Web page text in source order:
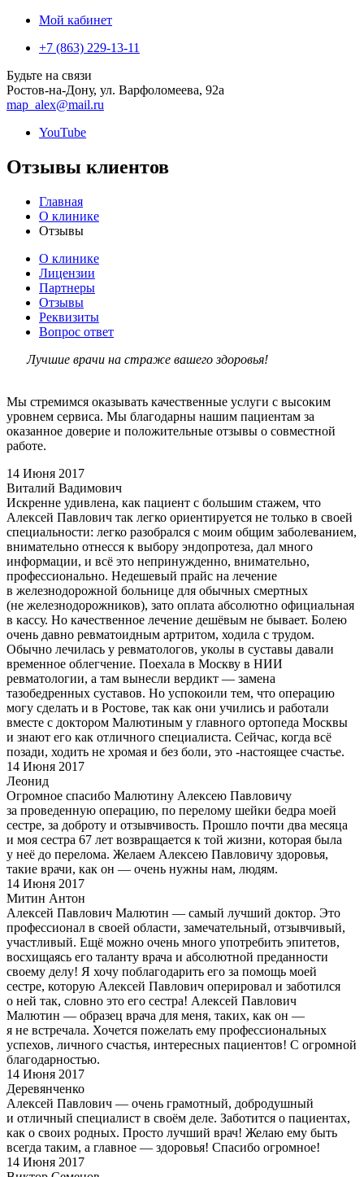
Мой кабинет
+7 (863) 229-13-11
Будьте на связи
Ростов-на-Дону, ул. Варфоломеева, 92а
map_alex@mail.ru
YouTube
Отзывы клиентов
Главная
О клинике
Отзывы
О клинике
Лицензии
Партнеры
Отзывы
Реквизиты
Вопрос ответ
Лучшие врачи на страже вашего здоровья!
Мы стремимся оказывать качественные услуги с высоким
уровнем сервиса. Мы благодарны нашим пациентам за
оказанное доверие и положительные отзывы о совместной
работе.
14 Июня 2017
Виталий Вадимович
Искренне удивлена, как пациент с большим стажем, что
Алексей Павлович так легко ориентируется не только в своей
специальности: легко разобрался с моим общим заболеванием,
внимательно отнесся к выбору эндопротеза, дал много
информации, и всё это непринужденно, внимательно,
профессионально. Недешевый прайс на лечение
в железнодорожной больнице для обычных смертных
(не железнодорожников), зато оплата абсолютно официальная
в кассу. Но качественное лечение дешёвым не бывает. Болею
очень давно ревматоидным артритом, ходила с трудом.
Обычно лечилась у ревматологов, уколы в суставы давали
временное облегчение. Поехала в Москву в НИИ
ревматологии, а там вынесли вердикт — замена
тазобедренных суставов. Но успокоили тем, что операцию
могу сделать и в Ростове, так как они учились и работали
вместе с доктором Малютиным у главного ортопеда Москвы
и знают его как отличного специалиста. Сейчас, когда всё
позади, ходить не хромая и без боли, это -настоящее счастье.
14 Июня 2017
Леонид
Огромное спасибо Малютину Алексею Павловичу
за проведенную операцию, по перелому шейки бедра моей
сестре, за доброту и отзывчивость. Прошло почти два месяца
и моя сестра 67 лет возвращается к той жизни, которая была
у неё до перелома. Желаем Алексею Павловичу здоровья,
такие врачи, как он — очень нужны нам, людям.
14 Июня 2017
Митин Антон
Алексей Павлович Малютин — самый лучший доктор. Это
профессионал в своей области, замечательный, отзывчивый,
участливый. Ещё можно очень много употребить эпитетов,
восхищаясь его таланту врача и абсолютной преданности
своему делу! Я хочу поблагодарить его за помощь моей
сестре, которую Алексей Павлович оперировал и заботился
о ней так, словно это его сестра! Алексей Павлович
Малютин — образец врача для меня, таких, как он —
я не встречала. Хочется пожелать ему профессиональных
успехов, личного счастья, интересных пациентов! С огромной
благодарностью.
14 Июня 2017
Деревянченко
Алексей Павлович — очень грамотный, добродушный
и отличный специалист в своём деле. Заботится о пациентах,
как о своих родных. Просто лучший врач! Желаю ему быть
всегда таким, а главное — здоровья! Спасибо огромное!
14 Июня 2017